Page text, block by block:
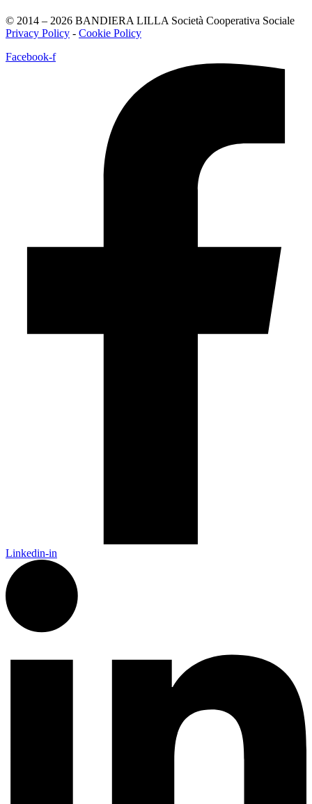
© 2014 – 2026 BANDIERA LILLA Società Cooperativa Sociale
Privacy Policy - Cookie Policy
Facebook-f
Linkedin-in